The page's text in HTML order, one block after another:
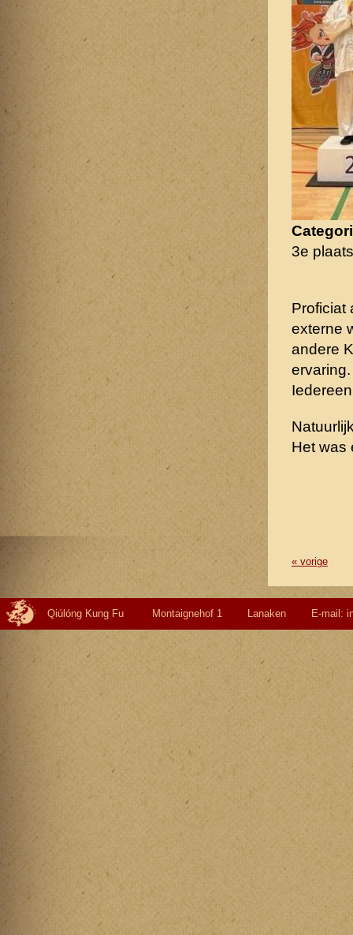
3e
Proficiat
externe
andere
Het was
« vorige
Qiúlóng Kung Fu Montaignehof 1 Lanaken E-mail: